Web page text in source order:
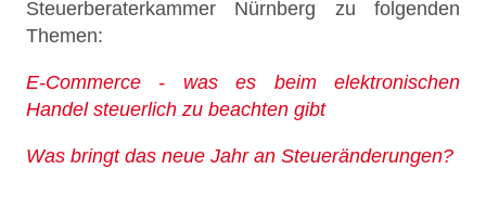
Steuerberaterkammer Nürnberg zu folgenden
Themen:
E-Commerce - was es beim elektronischen
Handel steuerlich zu beachten gibt
Was bringt das neue Jahr an Steueränderungen?